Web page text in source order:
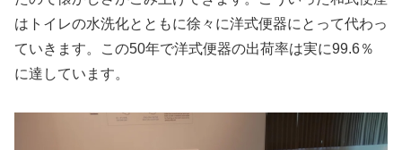
はトイレの水洗化とともに徐々に洋式便器にとって代わっ
ていきます。この50年で洋式便器の出荷率は実に99.6％
に達しています。